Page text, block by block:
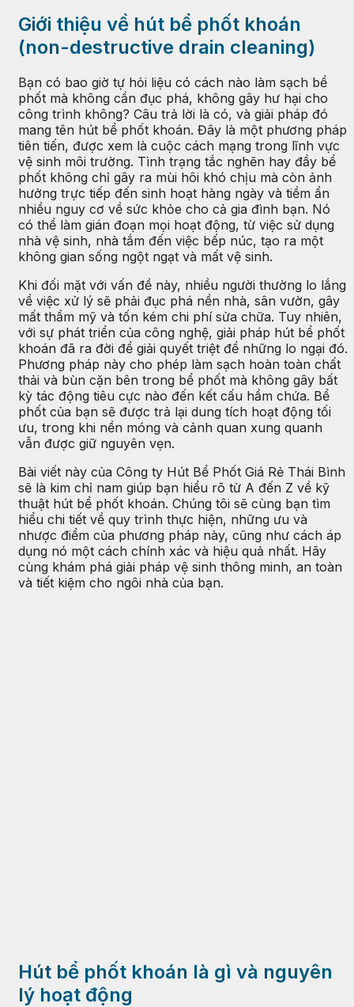
Giới thiệu về hút bể phốt khoán
(non-destructive drain cleaning)
Bạn có bao giờ tự hỏi liệu có cách nào làm sạch bể
phốt mà không cần đục phá, không gây hư hại cho
công trình không? Câu trả lời là có, và giải pháp đó
mang tên hút bể phốt khoán. Đây là một phương pháp
tiên tiến, được xem là cuộc cách mạng trong lĩnh vực
vệ sinh môi trường. Tình trạng tắc nghẽn hay đầy bể
phốt không chỉ gây ra mùi hôi khó chịu mà còn ảnh
hưởng trực tiếp đến sinh hoạt hàng ngày và tiềm ẩn
nhiều nguy cơ về sức khỏe cho cả gia đình bạn. Nó
có thể làm gián đoạn mọi hoạt động, từ việc sử dụng
nhà vệ sinh, nhà tắm đến việc bếp núc, tạo ra một
không gian sống ngột ngạt và mất vệ sinh.
Khi đối mặt với vấn đề này, nhiều người thường lo lắng
về việc xử lý sẽ phải đục phá nền nhà, sân vườn, gây
mất thẩm mỹ và tốn kém chi phí sửa chữa. Tuy nhiên,
với sự phát triển của công nghệ, giải pháp hút bể phốt
khoán đã ra đời để giải quyết triệt để những lo ngại đó.
Phương pháp này cho phép làm sạch hoàn toàn chất
thải và bùn cặn bên trong bể phốt mà không gây bất
kỳ tác động tiêu cực nào đến kết cấu hầm chứa. Bể
phốt của bạn sẽ được trả lại dung tích hoạt động tối
ưu, trong khi nền móng và cảnh quan xung quanh
vẫn được giữ nguyên vẹn.
Bài viết này của Công ty Hút Bể Phốt Giá Rẻ Thái Bình
sẽ là kim chỉ nam giúp bạn hiểu rõ từ A đến Z về kỹ
thuật hút bể phốt khoán. Chúng tôi sẽ cùng bạn tìm
hiểu chi tiết về quy trình thực hiện, những ưu và
nhược điểm của phương pháp này, cũng như cách áp
dụng nó một cách chính xác và hiệu quả nhất. Hãy
cùng khám phá giải pháp vệ sinh thông minh, an toàn
và tiết kiệm cho ngôi nhà của bạn.
Hút bể phốt khoán là gì và nguyên
lý hoạt động